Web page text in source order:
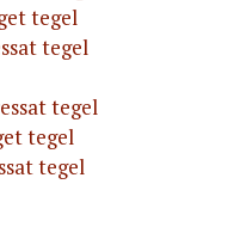
tegel
tegel
tegel
tegel
tegel